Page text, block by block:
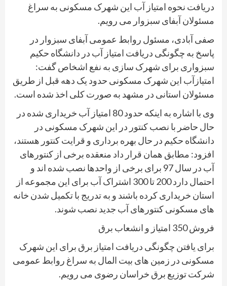
دریافت نحوه امتیاز آب این شهرک مسکونی به سراغ
مسئولان آبفای سبزوار می رویم.
صفی آبادی، مسئول روابط عمومی آبفای سبزوار در
پاسخ به چگونگی دریافت امتیاز آب در دانشگاه حکیم
سبزواری برای شهرک سازی به نفع اشخاص گفت:
امتیازآب این شهرک مسکونی حدود یک دهه قبل از طریق
مسئولان استانی در مشهد به صورت کلی اخذ شده است.
وی با اشاره به اینکه حدود 80 امتیاز آب خریداری شده در
حال حاضر با نصب کنتور در این شهرک مسکونی در
دانشگاه حکیم در حال بهره برداری و قرایت کنتور هستند،
افزود: مطابق همان قرار داد منعقده برخی از کنتورهای
آب در سال 97 برای برخی از واحدها نصب شده اند و
احتمال دارد 200 تا 300 اشتراک آب برای این مجموعه از
استان خریداری کرده باشند و به تدریج با تکمیل شدن خانه
های مسکونی کنتورهای آب جدید نصب شوند.
فروش 350 امتیاز و انشعاب برق
برای یافتن چگونگی دریافت امتیاز برق برای این شهرک
مسکونی در زمین های بیت المال به سراغ روابط عمومی
شرکت توزیع برق خراسان رضوی می رویم.